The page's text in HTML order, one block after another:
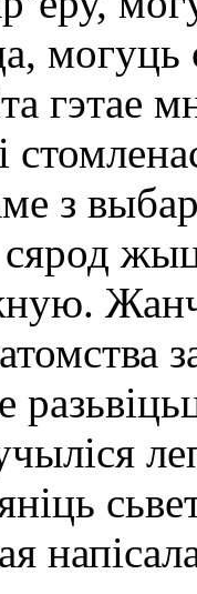
могуць
гэтае
з
сярод